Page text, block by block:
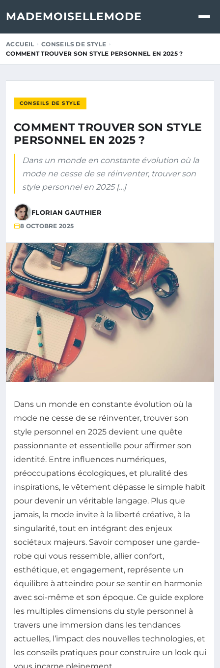
MADEMOISELLEMODE
ACCUEIL
CONSEILS DE STYLE
COMMENT TROUVER SON STYLE PERSONNEL EN 2025 ?
CONSEILS DE STYLE
COMMENT TROUVER SON STYLE
PERSONNEL EN 2025 ?
Dans un monde en constante évolution où la
mode ne cesse de se réinventer, trouver son
style personnel en 2025 […]
FLORIAN GAUTHIER
8 OCTOBRE 2025
Dans un monde en constante évolution où la
mode ne cesse de se réinventer, trouver son
style personnel en 2025 devient une quête
passionnante et essentielle pour affirmer son
identité. Entre influences numériques,
préoccupations écologiques, et pluralité des
inspirations, le vêtement dépasse le simple habit
pour devenir un véritable langage. Plus que
jamais, la mode invite à la liberté créative, à la
singularité, tout en intégrant des enjeux
sociétaux majeurs. Savoir composer une garde-
robe qui vous ressemble, allier confort,
esthétique, et engagement, représente un
équilibre à atteindre pour se sentir en harmonie
avec soi-même et son époque. Ce guide explore
les multiples dimensions du style personnel à
travers une immersion dans les tendances
actuelles, l’impact des nouvelles technologies, et
les conseils pratiques pour construire un look qui